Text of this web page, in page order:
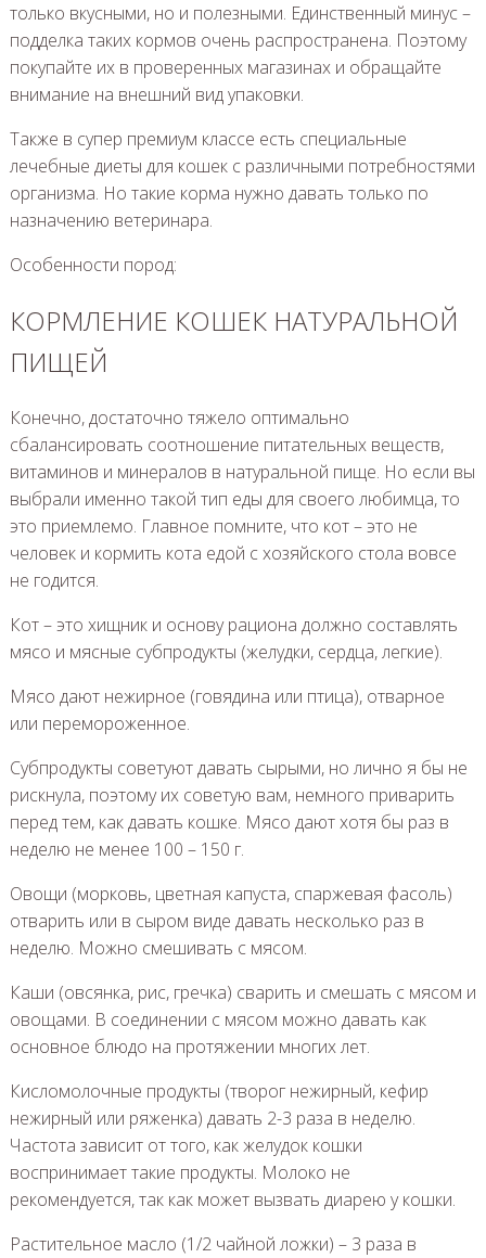
только вкусными, но и полезными. Единственный минус –
подделка таких кормов очень распространена. Поэтому
покупайте их в проверенных магазинах и обращайте
внимание на внешний вид упаковки.
Также в супер премиум классе есть специальные
лечебные диеты для кошек с различными потребностями
организма. Но такие корма нужно давать только по
назначению ветеринара.
Особенности пород:
КОРМЛЕНИЕ КОШЕК НАТУРАЛЬНОЙ
ПИЩЕЙ
Конечно, достаточно тяжело оптимально
сбалансировать соотношение питательных веществ,
витаминов и минералов в натуральной пище. Но если вы
выбрали именно такой тип еды для своего любимца, то
это приемлемо. Главное помните, что кот – это не
человек и кормить кота едой с хозяйского стола вовсе
не годится.
Кот – это хищник и основу рациона должно составлять
мясо и мясные субпродукты (желудки, сердца, легкие).
Мясо дают нежирное (говядина или птица), отварное
или перемороженное.
Субпродукты советуют давать сырыми, но лично я бы не
рискнула, поэтому их советую вам, немного приварить
перед тем, как давать кошке. Мясо дают хотя бы раз в
неделю не менее 100 – 150 г.
Овощи (морковь, цветная капуста, спаржевая фасоль)
отварить или в сыром виде давать несколько раз в
неделю. Можно смешивать с мясом.
Каши (овсянка, рис, гречка) сварить и смешать с мясом и
овощами. В соединении с мясом можно давать как
основное блюдо на протяжении многих лет.
Кисломолочные продукты (творог нежирный, кефир
нежирный или ряженка) давать 2-3 раза в неделю.
Частота зависит от того, как желудок кошки
воспринимает такие продукты. Молоко не
рекомендуется, так как может вызвать диарею у кошки.
Растительное масло (1/2 чайной ложки) – 3 раза в